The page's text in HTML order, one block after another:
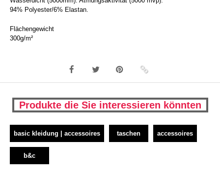
94% Polyester/6% Elastan.
Flächengewicht
300g/m²
Produkte die Sie interessieren könnten
basic kleidung | accessoires taschen accessoires
b&c